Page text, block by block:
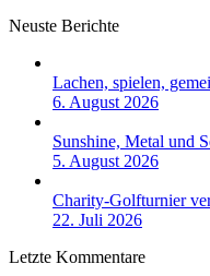
Neuste Berichte
Lachen, spielen,
6. August 2026
Sunshine, Metal und
5. August 2026
Charity-Golfturnier
22. Juli 2026
Letzte Kommentare